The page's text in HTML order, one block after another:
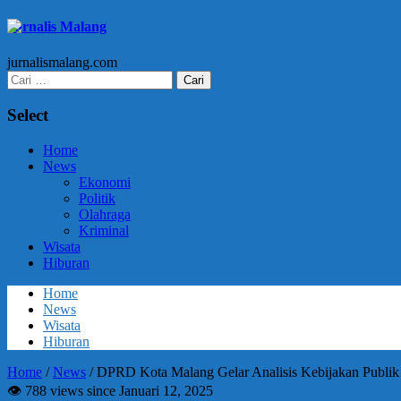
Jurnalis Malang
jurnalismalang.com
Cari
untuk:
Select
Home
News
Ekonomi
Politik
Olahraga
Kriminal
Wisata
Hiburan
Home
News
Wisata
Hiburan
Home /News /DPRD Kota Malang Gelar Analisis Kebijakan
👁 788 views since Januari 12, 2025